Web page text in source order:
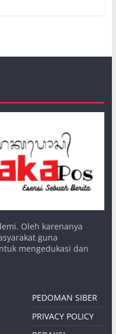
Oleh karenanya
guna
mengedukasi dan
PEDOMAN SIBER
PRIVACY POLICY